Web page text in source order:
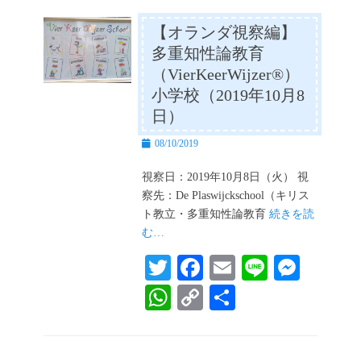
r
ok
ng
er
ts
A
pp
y
Li
nk
【オランダ視察編】
多重知性論教育
（VierKeerWijzer®）
小学校（2019年10月8
日）
投
日
08/10/2019
視察日：2019年10月8日（火） 視
察先：De Plaswijckschool（キリス
ト教立・多重知性論教育続きを読
む…
T
wi
tte
Fa
ce
bo
E
Li
W
C